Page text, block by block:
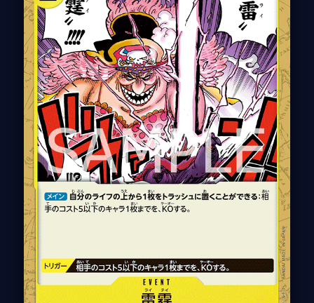
My-Collection
Deck Library
Deck Share
PREMIUM SERVICE
ทีวีออนไลน์
แนะนำรายการทีวี
อนิเมะ
ตารางออกอากาศอนิ
เมะ (คืนนี้)
ตารางออกอากาศอนิ
เมะ